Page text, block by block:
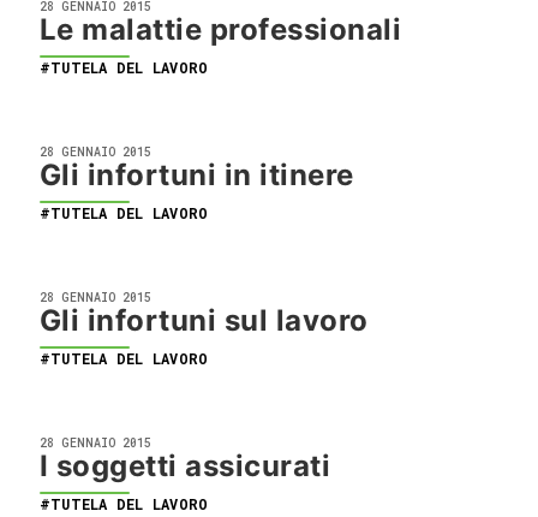
28 GENNAIO 2015
Le malattie professionali
#TUTELA DEL LAVORO
28 GENNAIO 2015
Gli infortuni in itinere
#TUTELA DEL LAVORO
28 GENNAIO 2015
Gli infortuni sul lavoro
#TUTELA DEL LAVORO
28 GENNAIO 2015
I soggetti assicurati
#TUTELA DEL LAVORO